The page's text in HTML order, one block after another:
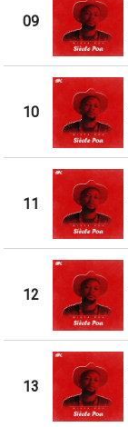
09
10
11
12
13